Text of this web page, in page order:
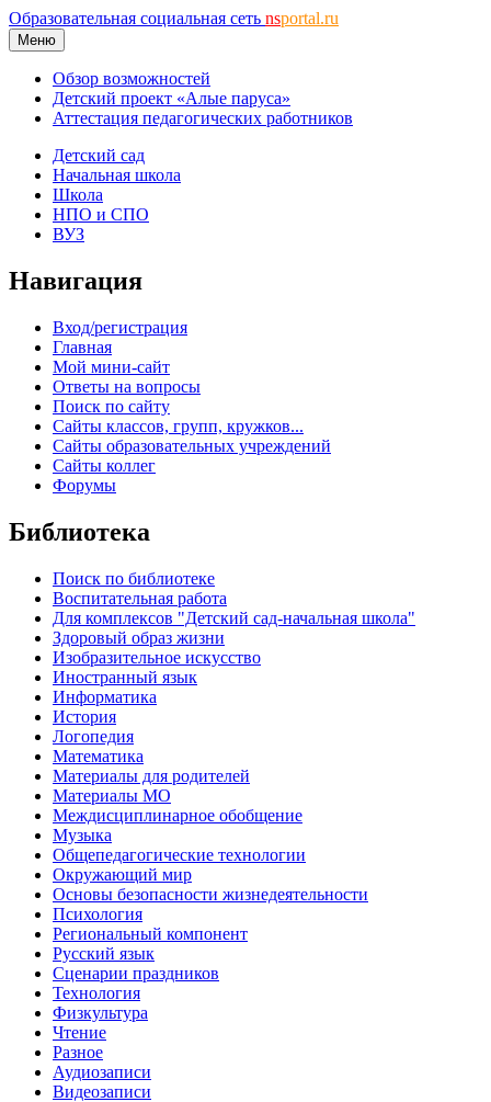
Образовательная социальная сеть nsportal.ru
Меню
Обзор возможностей
Детский проект «Алые паруса»
Аттестация педагогических работников
Детский сад
Начальная школа
Школа
НПО и СПО
ВУЗ
Навигация
Вход/регистрация
Главная
Мой мини-сайт
Ответы на вопросы
Поиск по сайту
Сайты классов, групп, кружков...
Сайты образовательных учреждений
Сайты коллег
Форумы
Библиотека
Поиск по библиотеке
Воспитательная работа
Для комплексов "Детский сад-начальная школа"
Здоровый образ жизни
Изобразительное искусство
Иностранный язык
Информатика
История
Логопедия
Математика
Материалы для родителей
Материалы МО
Междисциплинарное обобщение
Музыка
Общепедагогические технологии
Окружающий мир
Основы безопасности жизнедеятельности
Психология
Региональный компонент
Русский язык
Сценарии праздников
Технология
Физкультура
Чтение
Разное
Аудиозаписи
Видеозаписи